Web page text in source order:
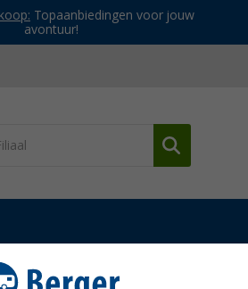
Topaanbiedingen voor jouw
avontuur!
reparatieset voor tenten